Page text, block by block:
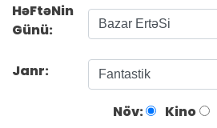
HəFtəNin
Günü:
Janr:
Növ: Kino